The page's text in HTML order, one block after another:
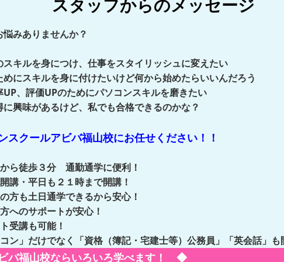
スタッフからのメッセージ
悩みありませんか？
スキルを身につけ、仕事をスタイリッシュに変えたい
めにスキルを身に付けたいけど何から始めたらいいんだろう
UP、評価UPのためにパソコンスキルを磨きたい
に興味があるけど、私でも合格できるのかな？
スクールアビバ福山校にお任せください！！
ら徒歩３分 通勤通学に便利！
講・平日も２１時まで開講！
方も土日通学できるから安心！
へのサポートが安心！
受講も可能！
ン」だけでなく「資格（簿記・宅建士等）公務員」「英会話」も
福山校ならいろいろ学べます！ ◆